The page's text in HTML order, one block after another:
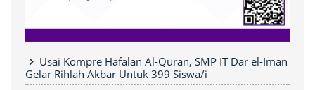
Usai Kompre Hafalan Al-Quran, SMP IT Dar el-Iman
Gelar Rihlah Akbar Untuk 399 Siswa/i